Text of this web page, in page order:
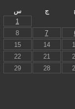
ج
س
1
7
8
14
15
21
22
28
29